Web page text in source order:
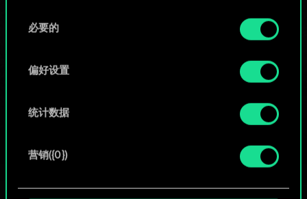
好。一旦您了解了其中的内容并准备好继续，请点
必要的
偏好设置
统计数据
营销({0})